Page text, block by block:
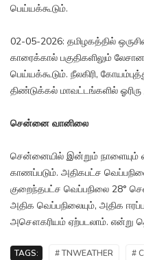
பெய்யக்கூடும்.
02-05-2026: தமிழகத்தில்
காரைக்கால் பகுதிகளிலும்
பெய்யக்கூடும். நீலகிரி,
திண்டுக்கல் மாவட்டங்களில்
சென்னை வானிலை
சென்னையில் இன்றும் நாளையும்
காணப்படும். அதிகபட்ச
குறைந்தபட்ச வெப்பநிலை 28°
அதிக வெப்பநிலையும், அதிக
அசௌகரியம் ஏற்படலாம். என்று
TAGS: # TNWEATHER #